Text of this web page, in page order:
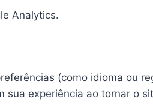
Analytics.
(como idioma ou
experiência ao tornar o